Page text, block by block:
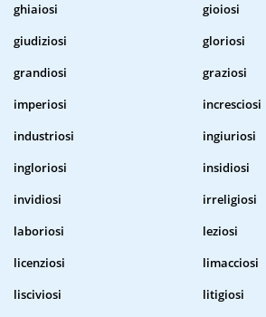
ghiaiosi
gioiosi
giudiziosi
gloriosi
grandiosi
graziosi
imperiosi
incresciosi
industriosi
ingiuriosi
ingloriosi
insidiosi
invidiosi
irreligiosi
laboriosi
leziosi
licenziosi
limacciosi
lisciviosi
litigiosi